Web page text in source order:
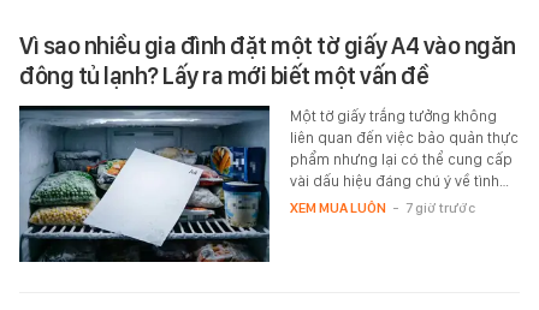
Vì sao nhiều gia đình đặt một tờ giấy A4 vào ngăn
đông tủ lạnh? Lấy ra mới biết một vấn đề
Một tờ giấy trắng tưởng không
liên quan đến việc bảo quản thực
phẩm nhưng lại có thể cung cấp
vài dấu hiệu đáng chú ý về tình…
XEM MUA LUÔN - 7 giờ trước